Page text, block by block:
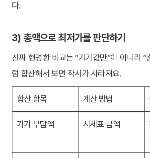
다.
3) 총액으로 최저가를 판단하기
진짜 현명한 비교는 “기기값만”이 아니라 “
럼 합산해서 보면 착시가 사라져요.
합산 항목 계산 방법
기기 부담액 시세표 금액